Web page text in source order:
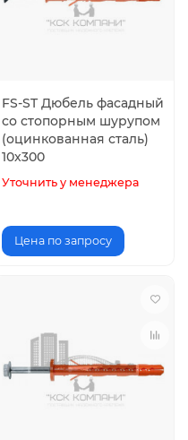
FS-ST Дюбель фасадный
со стопорным шурупом
(оцинкованная сталь)
10х300
Уточнить у менеджера
Цена по запросу